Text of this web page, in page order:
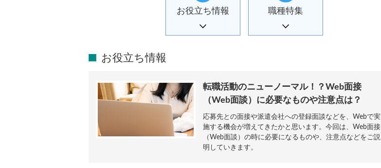
お役立ち情報 職種特集
お役立ち情報
転職活動のニューノーマル！？Web面接
（Web面談）に必要なものや注意点は？
応募先との面接や派遣会社への登録面談などを、Webで実
施する機会が増えてきたかと思います。今回は、Web面接
（Web面談）の時に必要になるものや、注意点などをご説
明していきます。